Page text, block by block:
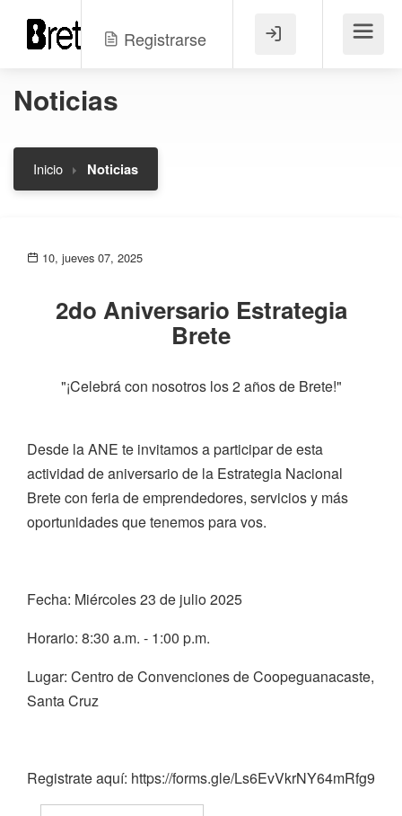
Registrarse Menú
Noticias
Inicio Noticias
10, jueves 07, 2025
2do Aniversario Estrategia
Brete
"¡Celebrá con nosotros los 2 años de Brete!"
Desde la ANE te invitamos a participar de esta
actividad de aniversario de la Estrategia Nacional
Brete con feria de emprendedores, servicios y más
oportunidades que tenemos para vos.
Fecha: Miércoles 23 de julio 2025
Horario: 8:30 a.m. - 1:00 p.m.
Lugar: Centro de Convenciones de Coopeguanacaste,
Santa Cruz
Registrate aquí: https://forms.gle/Ls6EvVkrNY64mRfg9